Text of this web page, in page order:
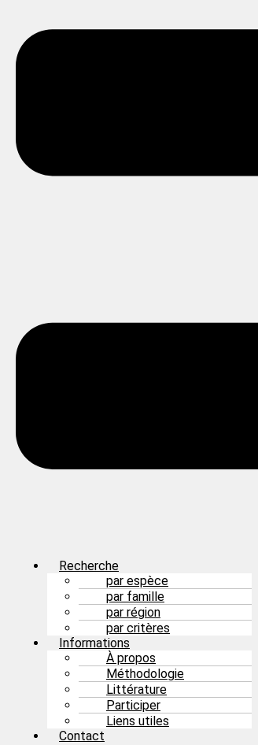
Recherche
par espèce
par famille
par région
par critères
Informations
À propos
Méthodologie
Littérature
Participer
Liens utiles
Contact